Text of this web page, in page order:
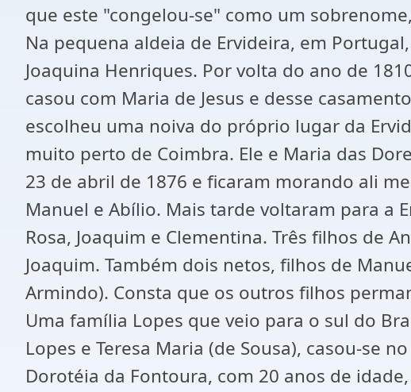
que este "congelou-se" como um
Na pequena aldeia de Ervideira, em
Joaquina Henriques. Por volta do ano de
casou com Maria de Jesus e desse
escolheu uma noiva do próprio lugar da
muito perto de Coimbra. Ele e Maria das
23 de abril de 1876 e ficaram morando ali
Manuel e Abílio. Mais tarde voltaram para a
Rosa, Joaquim e Clementina. Três filhos de
Joaquim. Também dois netos, filhos de
Armindo). Consta que os outros filhos
Uma família Lopes que veio para o sul do
Lopes e Teresa Maria (de Sousa), casou-se
Dorotéia da Fontoura, com 20 anos de